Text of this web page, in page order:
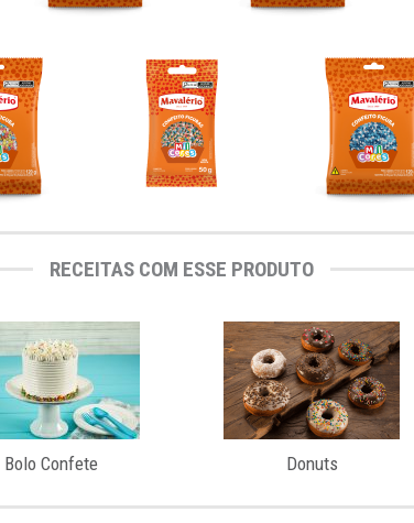
RECEITAS COM ESSE PRODUTO
Bolo Confete Donuts